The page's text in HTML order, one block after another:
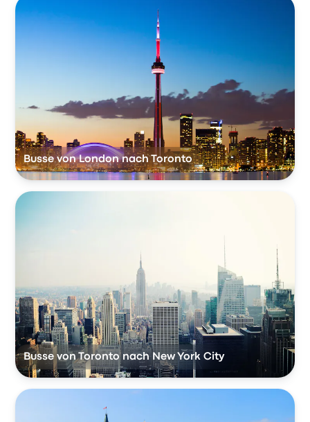
Busse von London nach Toronto
Busse von Toronto nach New York City